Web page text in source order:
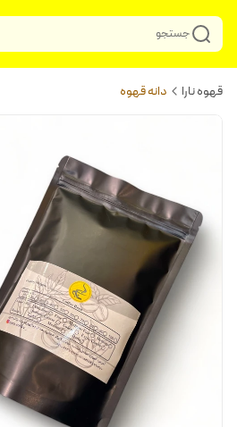
جستجو
قهوه نارا دانه قهوه